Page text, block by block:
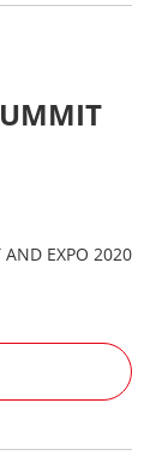
AND EXPO 2020